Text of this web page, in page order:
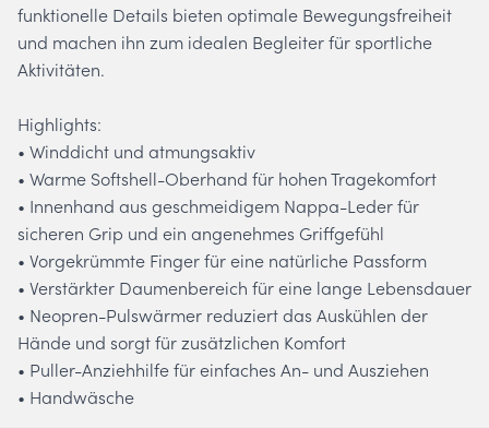
funktionelle Details bieten optimale Bewegungsfreiheit
und machen ihn zum idealen Begleiter für sportliche
Aktivitäten.
Highlights:
• Winddicht und atmungsaktiv
• Warme Softshell-Oberhand für hohen Tragekomfort
• Innenhand aus geschmeidigem Nappa-Leder für
sicheren Grip und ein angenehmes Griffgefühl
• Vorgekrümmte Finger für eine natürliche Passform
• Verstärkter Daumenbereich für eine lange Lebensdauer
• Neopren-Pulswärmer reduziert das Auskühlen der
Hände und sorgt für zusätzlichen Komfort
• Puller-Anziehhilfe für einfaches An- und Ausziehen
• Handwäsche